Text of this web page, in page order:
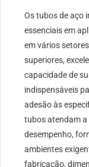
Os tubos de aço
essenciais em
em vários
superiores,
capacidade de
indispensáveis
adesão às
tubos atendam a
desempenho,
ambientes
fabricação,